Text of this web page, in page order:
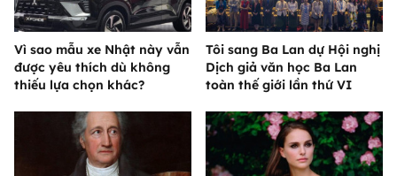
Vì sao mẫu xe Nhật này vẫn
được yêu thích dù không
thiếu lựa chọn khác?
Tôi sang Ba Lan dự Hội nghị
Dịch giả văn học Ba Lan
toàn thế giới lần thứ VI